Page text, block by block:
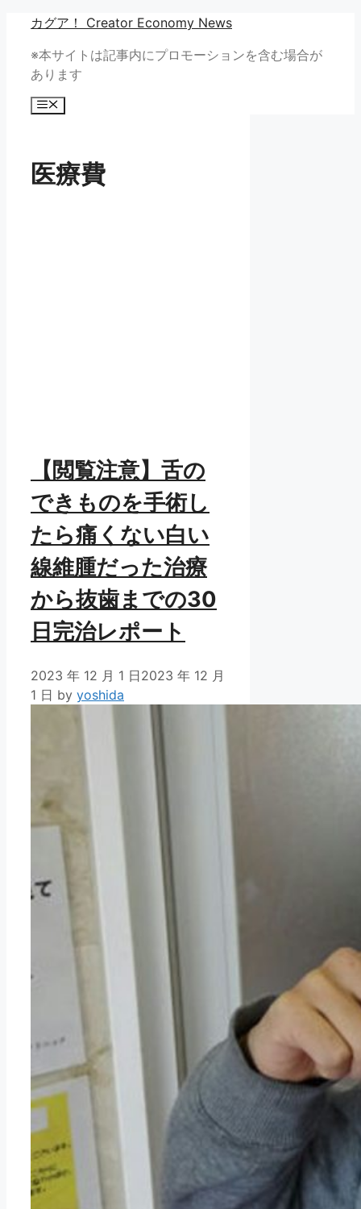
カグア！ Creator Economy News
※本サイトは記事内にプロモーションを含む場合が
あります
メ
医療費
【閲覧注意】舌の
できものを手術し
たら痛くない白い
線維腫だった治療
から抜歯までの30
日完治レポート
2023 年 12 月 1 日2023 年 12 月
1 日 by yoshida